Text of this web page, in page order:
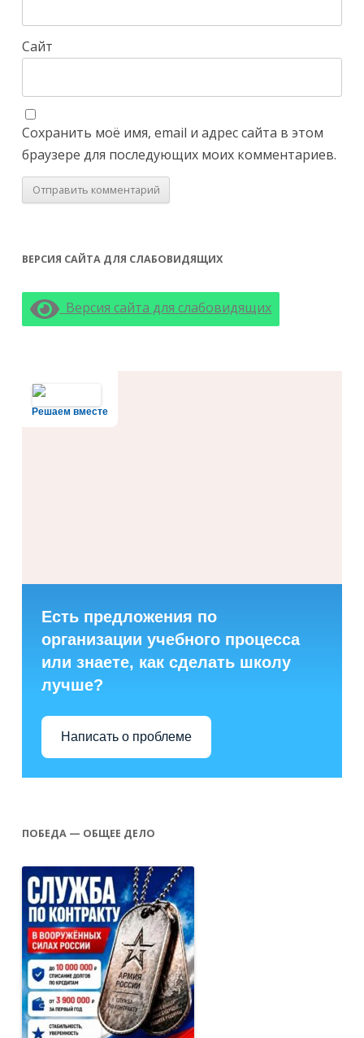
Сайт
Сохранить моё имя, email и адрес сайта в этом
браузере для последующих моих комментариев.
ВЕРСИЯ САЙТА ДЛЯ СЛАБОВИДЯЩИХ
Версия сайта для слабовидящих
Решаем вместе
Есть предложения по
организации учебного процесса
или знаете, как сделать школу
лучше?
Написать о проблеме
ПОБЕДА — ОБЩЕЕ ДЕЛО